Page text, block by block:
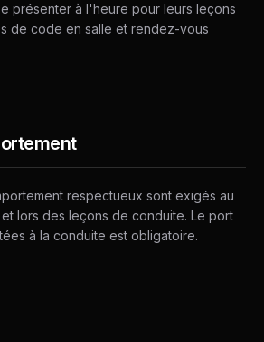
présenter à l'heure pour leurs leçons
de code en salle et rendez-vous
respectueux sont exigés au
lors des leçons de conduite. Le port
à la conduite est obligatoire.